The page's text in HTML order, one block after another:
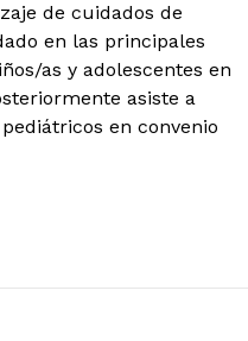
de cuidados de
en las principales
as y adolescentes en
asiste a
en convenio